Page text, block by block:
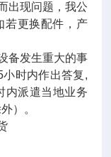
出现问题，我公
若更换配件，产
备发生重大的事
时内作出答复,
内派遣当地业务
）。